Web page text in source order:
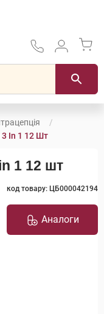
In 1 12 Шт
1 12 шт
код товару: ЦБ000042194
Аналоги